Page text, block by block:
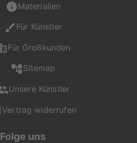
Jede Bestellung wird
gefertigt. Mit viel
Liebe zum Detail
persönliches
gewohnt hohen
artboxONE.
Materialien
Für Künstler
Für Großkunden
Sitemap
Unsere Künstler
Vertrag widerrufen
Folge uns